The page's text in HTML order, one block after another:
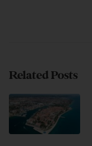
Related Posts